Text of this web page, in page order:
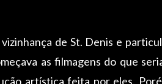
de St. Denis e
as filmagens do que
artística feita por eles.